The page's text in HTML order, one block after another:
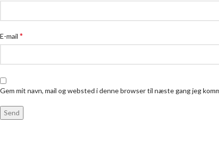
E-mail *
Gem mit navn, mail og websted i denne browser til næste gang jeg